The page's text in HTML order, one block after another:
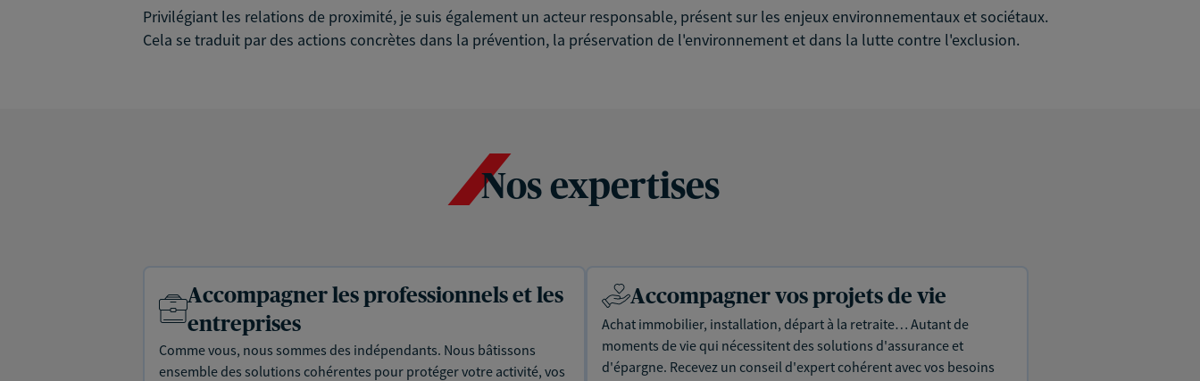
Privilégiant les relations de proximité, je suis également un acteur responsable, présent sur les enjeux environnementaux et sociétaux.
Cela se traduit par des actions concrètes dans la prévention, la préservation de l'environnement et dans la lutte contre l'exclusion.
Nos expertises
Accompagner les professionnels et les
entreprises
Comme vous, nous sommes des indépendants. Nous bâtissons
ensemble des solutions cohérentes pour protéger votre activité, vos
Accompagner vos projets de vie
Achat immobilier, installation, départ à la retraite… Autant de
moments de vie qui nécessitent des solutions d'assurance et
d'épargne. Recevez un conseil d'expert cohérent avec vos besoins